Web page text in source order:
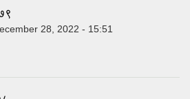
28, 2022 - 15:51